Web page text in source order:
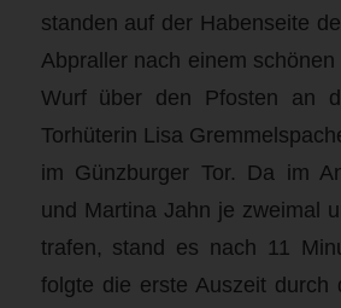
standen auf der Habenseite
Abpraller nach einem
Wurf über den Pfosten an
Torhüterin Lisa
im Günzburger Tor. Da im
und Martina Jahn je zweimal
trafen, stand es nach 11
folgte die erste Auszeit durch